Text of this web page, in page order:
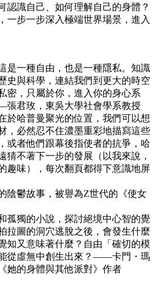
認識自己、如何理解自己的身體？
一步一步深入極端世界場景，進入
是一種自由，也是一種隱私。知識
史與科學，連結我們到更大的時空
密，只屬於你，進入你的身心系
君玫，東吳大學社會學系教授
於哈普曼聚光的位置，我們可以想
，必然忍不住濃墨重彩地描寫這些
或者他們跟幕後指使者的抗爭，哈
猜不著下一步的發展（以我來說，
趣味），每次翻頁都得下意識地屏
陰鬱故事，被譽為Z世代的《使女
孤獨的小說，探討絕境中心智的覺
拉圖的洞穴逃脫之後，會發生什麼
知又意味著什麼？自由「確切的模
從虛無中創生出來？——卡門・瑪
她的身體與其他派對》作者